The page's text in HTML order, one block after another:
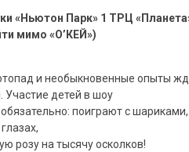
«Ньютон Парк» 1 ТРЦ
мимо «О’КЕЙ»)
и необыкновенные опыты
Участие детей в шоу
поиграют с
розу на тысячу осколков!